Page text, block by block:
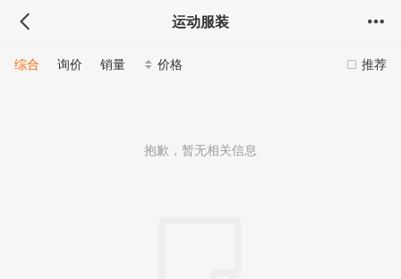
运动服装
推荐
综合 询价 销量 价格
抱歉，暂无相关信息